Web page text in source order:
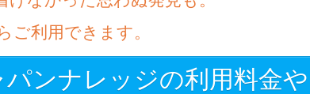
ご利用できます。
パンナレッジの利用料金や